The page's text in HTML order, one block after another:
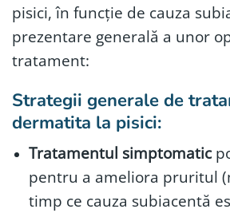
pisici, în funcție de cauza
prezentare generală a unor
tratament:
Strategii generale de
dermatita la pisici:
Tratamentul simptomatic
pentru a ameliora pruritul
timp ce cauza subiacentă